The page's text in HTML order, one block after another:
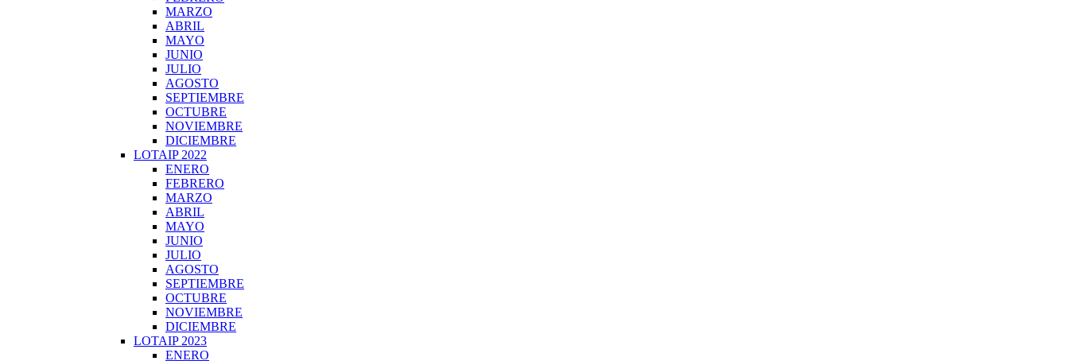
MARZO
ABRIL
MAYO
JUNIO
JULIO
AGOSTO
SEPTIEMBRE
OCTUBRE
NOVIEMBRE
DICIEMBRE
LOTAIP 2022
ENERO
FEBRERO
MARZO
ABRIL
MAYO
JUNIO
JULIO
AGOSTO
SEPTIEMBRE
OCTUBRE
NOVIEMBRE
DICIEMBRE
LOTAIP 2023
ENERO